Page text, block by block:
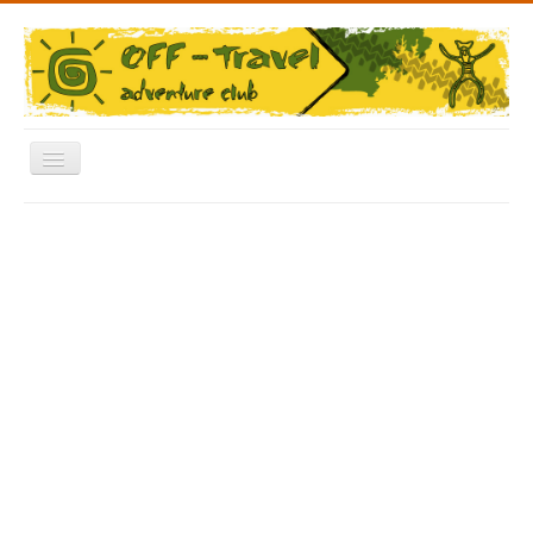
Включить/